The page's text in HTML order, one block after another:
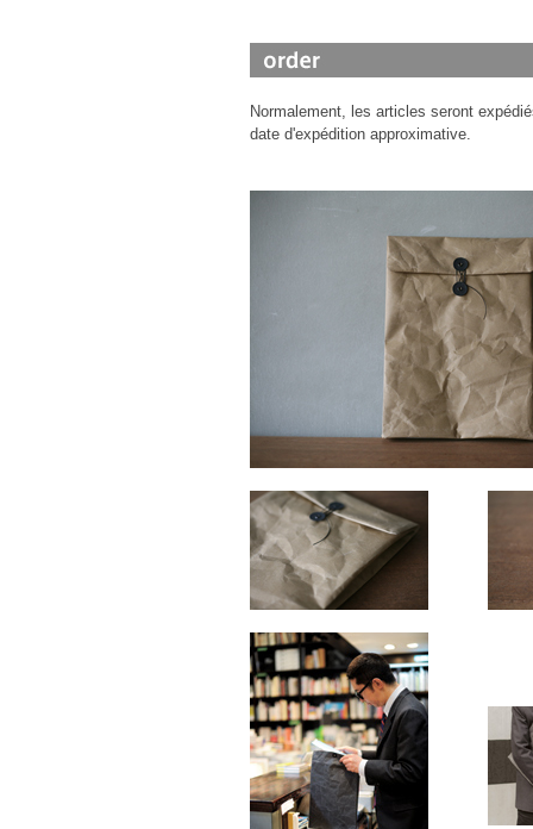
Normalement, les articles seront
date d'expédition approximative.